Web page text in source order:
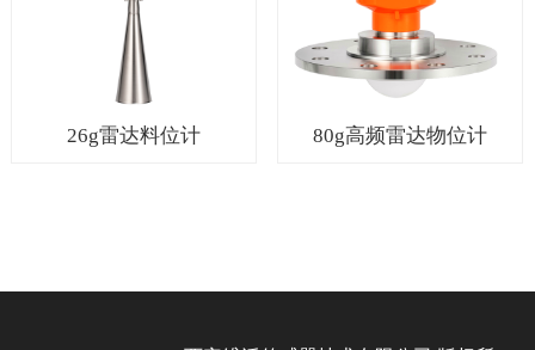
26g雷达料位计 80g高频雷达物位计